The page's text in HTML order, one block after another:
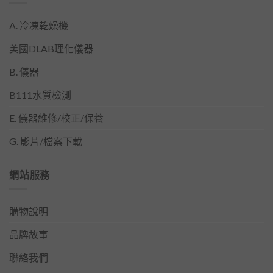
A. 冷凍乾燥機
美國DLAB理化儀器
B. 儀器
B111水質檢測
E. 儀器維修/校正/保養
G. 影片/檔案下載
網站服務
購物說明
品牌故事
聯絡我們